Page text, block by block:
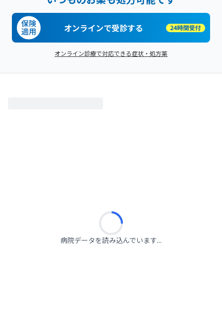
オンラインで受診する
オンライン診療で対応できる症状・処方薬
病院データを読み込んでいます...